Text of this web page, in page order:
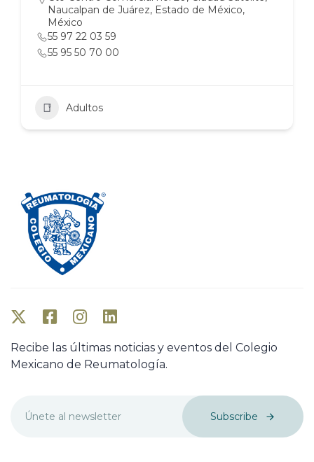
Naucalpan de Juárez, Estado de México,
México
55 97 22 03 59
55 95 50 70 00
Adultos
Recibe las últimas noticias y eventos del Colegio
Mexicano de Reumatología.
Subscribe